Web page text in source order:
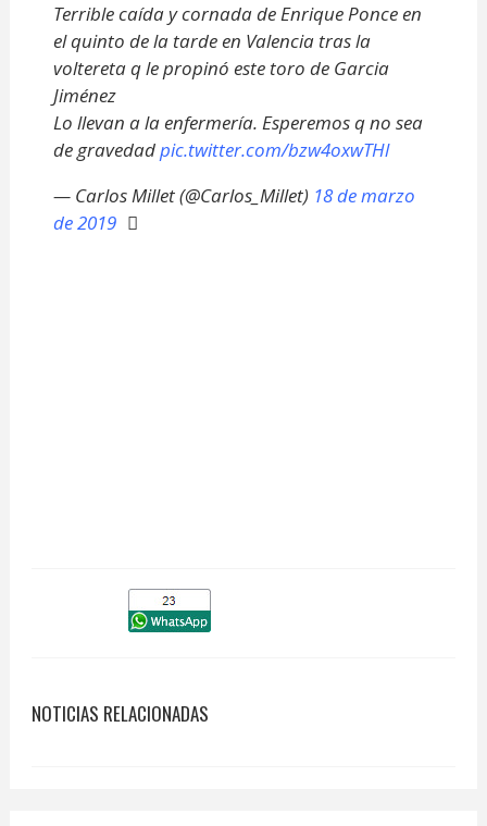
Terrible caída y cornada de Enrique Ponce en
el quinto de la tarde en Valencia tras la
voltereta q le propinó este toro de Garcia
Jiménez
Lo llevan a la enfermería. Esperemos q no sea
de gravedadpic.twitter.com/bzw4oxwTHl
— Carlos Millet (@Carlos_Millet) 18 de marzo
de 2019
NOTICIAS RELACIONADAS